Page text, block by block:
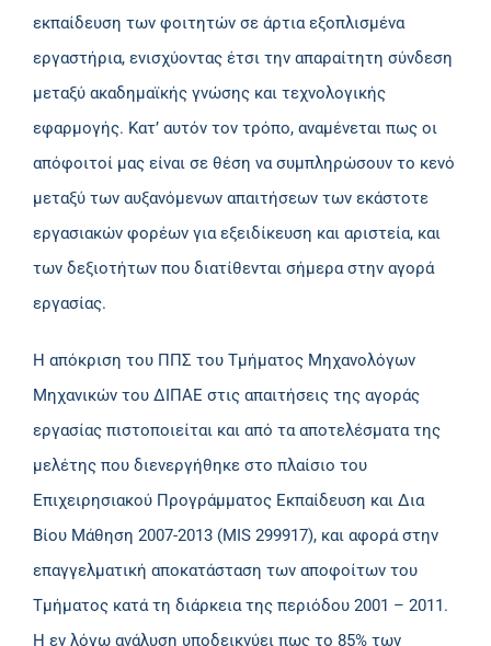
εκπαίδευση των φοιτητών σε άρτια εξοπλισμένα
εργαστήρια, ενισχύοντας έτσι την απαραίτητη σύνδεση
μεταξύ ακαδημαϊκής γνώσης και τεχνολογικής
εφαρμογής. Κατ’ αυτόν τον τρόπο, αναμένεται πως οι
απόφοιτοί μας είναι σε θέση να συμπληρώσουν το κενό
μεταξύ των αυξανόμενων απαιτήσεων των εκάστοτε
εργασιακών φορέων για εξειδίκευση και αριστεία, και
των δεξιοτήτων που διατίθενται σήμερα στην αγορά
εργασίας.
Η απόκριση του ΠΠΣ του Τμήματος Μηχανολόγων
Μηχανικών του ΔΙΠΑΕ στις απαιτήσεις της αγοράς
εργασίας πιστοποιείται και από τα αποτελέσματα της
μελέτης που διενεργήθηκε στο πλαίσιο του
Επιχειρησιακού Προγράμματος Εκπαίδευση και Δια
Βίου Μάθηση 2007-2013 (MIS 299917), και αφορά στην
επαγγελματική αποκατάσταση των αποφοίτων του
Τμήματος κατά τη διάρκεια της περιόδου 2001 – 2011.
Η εν λόγω ανάλυση υποδεικνύει πως το 85% των